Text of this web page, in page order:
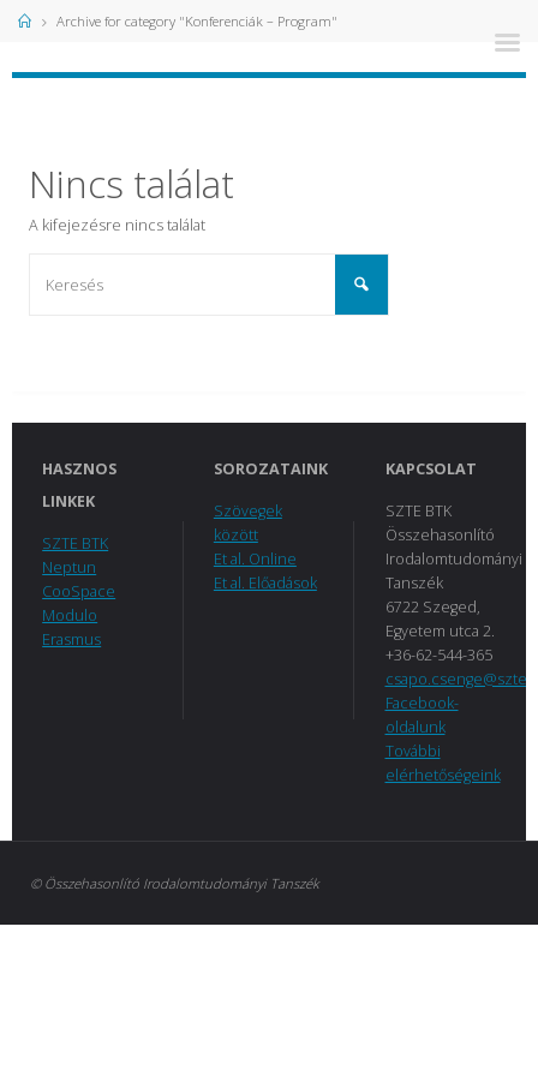
KezdőlapArchive for category "Konferenciák – Program"
Nincs találat
A kifejezésre nincs találat
HASZNOS
LINKEK
SZTE BTK
Neptun
CooSpace
Modulo
Erasmus
SOROZATAINK
Szövegek
között
Et al. Online
Et al. Előadások
KAPCSOLAT
SZTE BTK
Összehasonlító
Irodalomtudományi
Tanszék
6722 Szeged,
Egyetem utca 2.
+36-62-544-365
Facebook-
oldalunk
További
elérhetőségeink
© Összehasonlító Irodalomtudományi Tanszék